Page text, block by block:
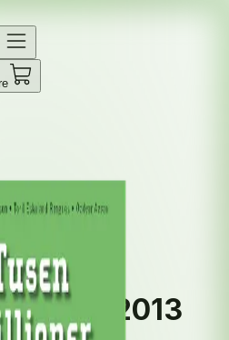
5-7, 2013